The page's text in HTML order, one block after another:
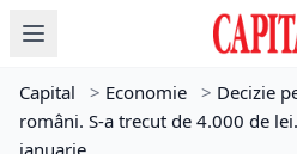
Capital > Economie > Decizie
români. S-a trecut de 4.000 de
ianuarie